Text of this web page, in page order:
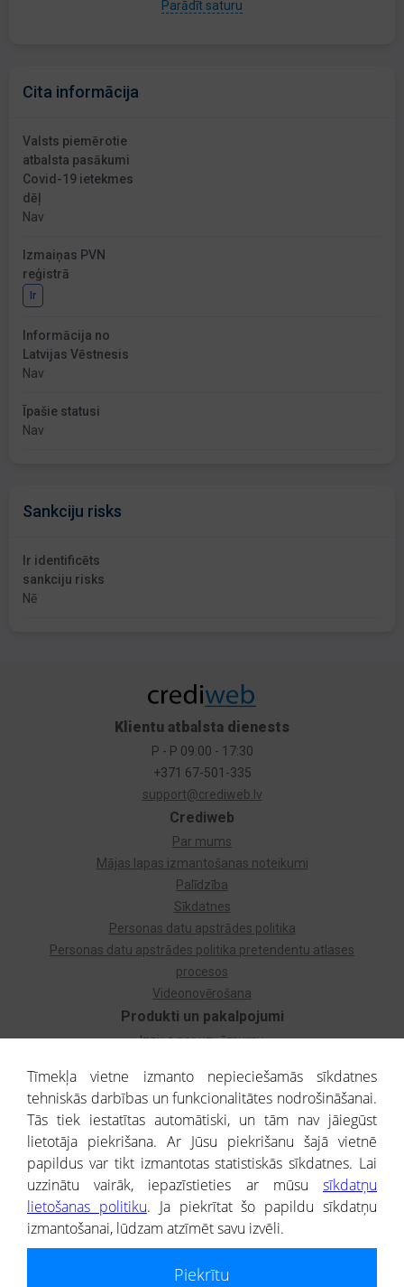
Parādīt saturu
Cita informācija
Valsts piemērotie
atbalsta pasākumi
Covid-19 ietekmes
dēļ
Nav
Izmaiņas PVN
reģistrā
Ir
Informācija no
Latvijas Vēstnesis
Nav
Īpašie statusi
Nav
Sankciju risks
Ir identificēts
sankciju risks
Nē
Produkti un pakalpojumi
Izziņa par uzņēmumu
Dzimtas koks
Uzņēmumu atlase
Monitorings
Kredītizziņa par ārvalstu uzņēmumiem
Crediweb
Par mums
Mājas lapas izmantošanas noteikumi
Palīdzība
Sīkdatnes
Personas datu apstrādes politika
Personas datu apstrādes politika pretendentu atlases
procesos
Videonovērošana
Klientu atbalsta dienests
P - P 09:00 - 17:30
+371 67-501-335
support@crediweb.lv
® CREDITREFORM Latvija
SIA
Tīmekļa vietne izmanto nepieciešamās sīkdatnes
tehniskās darbības un funkcionalitātes nodrošināšanai.
Tās tiek iestatītas automātiski, un tām nav jāiegūst
lietotāja piekrišana. Ar Jūsu piekrišanu šajā vietnē
papildus var tikt izmantotas statistiskās sīkdatnes. Lai
uzzinātu vairāk, iepazīstieties ar mūsu sīkdatņu
lietošanas politiku. Ja piekrītat šo papildu sīkdatņu
izmantošanai, lūdzam atzīmēt savu izvēli.
Piekrītu